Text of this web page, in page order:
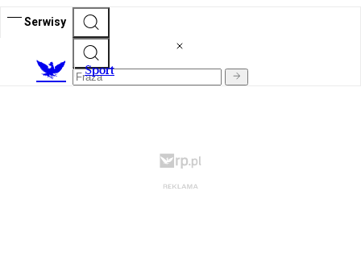
Serwisy
Sport